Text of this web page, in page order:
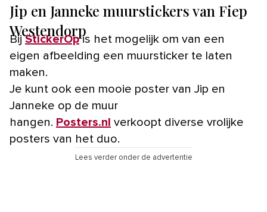
Jip en Janneke muurstickers van Fiep
Westendorp
BijStickerOpis het mogelijk om van een
eigen afbeelding een muursticker te laten
maken.
Je kunt ook een mooie poster van Jip en
Janneke op de muur
hangen. Posters.nl verkoopt diverse vrolijke
posters van het duo.
Lees verder onder de advertentie